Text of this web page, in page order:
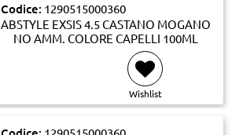
Codice: 1290515000360
ABSTYLE EXSIS 4.5 CASTANO MOGANO
NO AMM. COLORE CAPELLI 100ML
Wishlist